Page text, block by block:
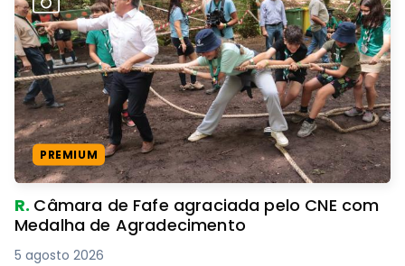
PREMIUM
R. Câmara de Fafe agraciada pelo CNE com
Medalha de Agradecimento
5 agosto 2026